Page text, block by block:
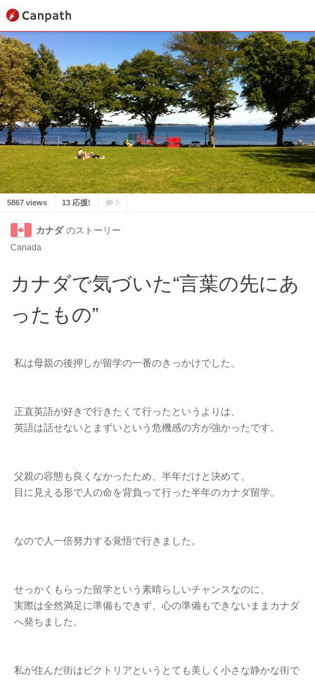
5867 views 13 応援! 0
カナダのストーリー
Canada
カナダで気づいた“言葉の先にあ
ったもの”
私は母親の後押しが留学の一番のきっかけでした。
正直英語が好きで行きたくて行ったというよりは、
英語は話せないとまずいという危機感の方が強かったです。
父親の容態も良くなかったため、半年だけと決めて、
目に見える形で人の命を背負って行った半年のカナダ留学。
なので人一倍努力する覚悟で行きました。
せっかくもらった留学という素晴らしいチャンスなのに、
実際は全然満足に準備もできず、心の準備もできないままカナダ
へ発ちました。
私が住んだ街はビクトリアというとても美しく小さな静かな街で